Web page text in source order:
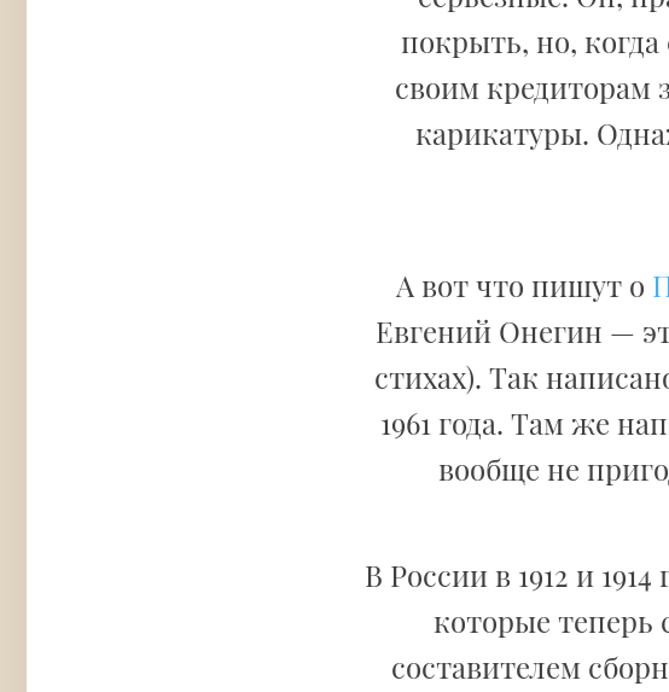
покрыть, но,
своим кредиторам
карикатуры.
А вот что пишут о
Евгений Онегин —
стихах). Так
1961 года. Там же
вообще не
В России в 1912 и
которые теперь
составителем